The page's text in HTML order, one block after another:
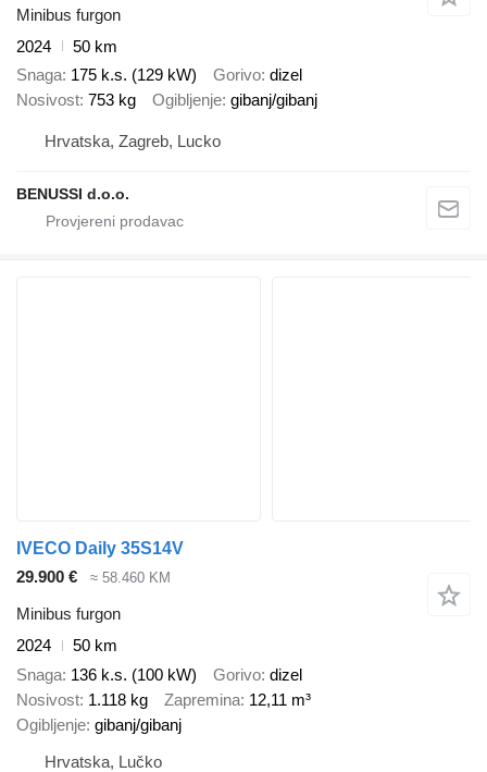
Minibus furgon
2024
50 km
Snaga 175 k.s. (129 kW) Gorivo dizel
Nosivost 753 kg Ogibljenje gibanj/gibanj
Hrvatska, Zagreb, Lucko
BENUSSI d.o.o.
IVECO Daily 35S14V
29.900 €
≈ 58.460 KM
Minibus furgon
2024
50 km
Snaga 136 k.s. (100 kW) Gorivo dizel
Nosivost 1.118 kg Zapremina 12,11 m³
Ogibljenje gibanj/gibanj
Hrvatska, Lučko